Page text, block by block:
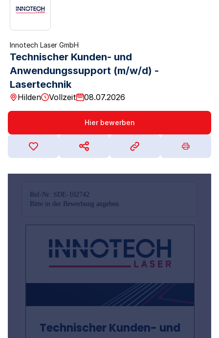
Innotech Laser GmbH
Technischer Kunden- und
Anwendungssupport (m/w/d) -
Lasertechnik
Hilden Vollzeit 08.07.2026
Hier bewerben